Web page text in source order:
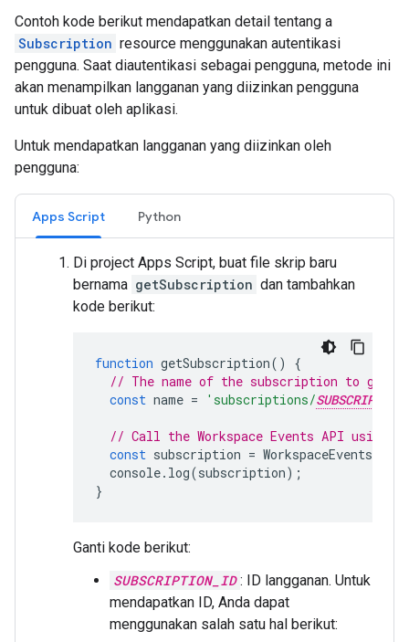
Contoh kode berikut mendapatkan detail tentang a
Subscription resource menggunakan autentikasi
pengguna. Saat diautentikasi sebagai pengguna, metode ini
akan menampilkan langganan yang diizinkan pengguna
untuk dibuat oleh aplikasi.
Untuk mendapatkan langganan yang diizinkan oleh
pengguna:
Apps Script Python
Di project Apps Script, buat file skrip baru
bernama getSubscription dan tambahkan
kode berikut:
function getSubscription()
{
// The name of the subscription to get.
const name = 'subscriptions/
// Call the Workspace Events API using
const subscription = WorkspaceEvents
console. log(subscription);
}
Ganti kode berikut:
SUBSCRIPTION_ID : ID langganan. Untuk
mendapatkan ID, Anda dapat
menggunakan salah satu hal berikut: